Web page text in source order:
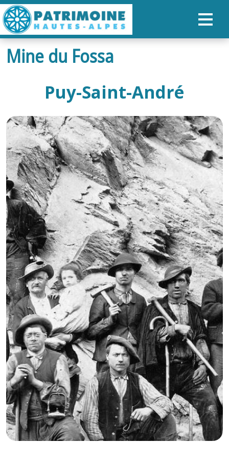
ACCUEIL
NOS PARCOURS
PATRIMOINE
RANDONNÉES
ORGANISER SON SÉJOUR
RECHERCHER
FR
GB
IT
Mine du Fossa
Puy-Saint-André